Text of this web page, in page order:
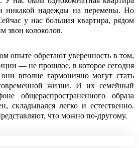
никакой надежды на перемены. Но
у нас большая квартира, рядом
звон колоколов.
опыте обретают уверенность в том,
― не прошлое, в которое сегодня
вполне гармонично могут стать
жизни. И их семейный
общераспространенного образа
складывался легко и естественно.
что можно по-другому.